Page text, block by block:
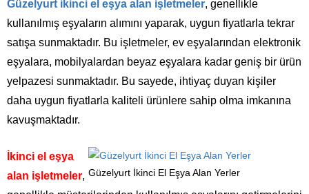
Güzelyurt ikinci el eşya alan işletmeler, genellikle
kullanılmış eşyaların alımını yaparak, uygun fiyatlarla tekrar
satışa sunmaktadır. Bu işletmeler, ev eşyalarından elektronik
eşyalara, mobilyalardan beyaz eşyalara kadar geniş bir ürün
yelpazesi sunmaktadır. Bu sayede, ihtiyaç duyan kişiler
daha uygun fiyatlarla kaliteli ürünlere sahip olma imkanına
kavuşmaktadır.
Güzelyurt İkinci El Eşya Alan Yerler
İkinci el eşya
alan işletmeler,